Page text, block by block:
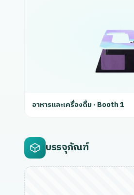
อาหารและเครื่องดื่ม · Booth 1
บรรจุภัณฑ์